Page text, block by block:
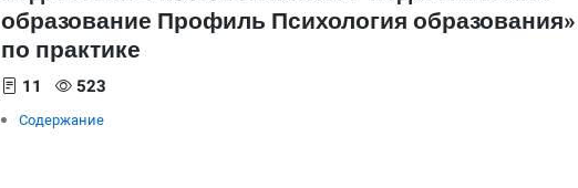
образование Профиль Психология
по практике
11 523
Содержание